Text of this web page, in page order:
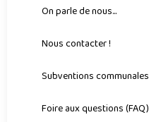
On parle de nous...
Nous contacter !
Subventions communales
Foire aux questions (FAQ)